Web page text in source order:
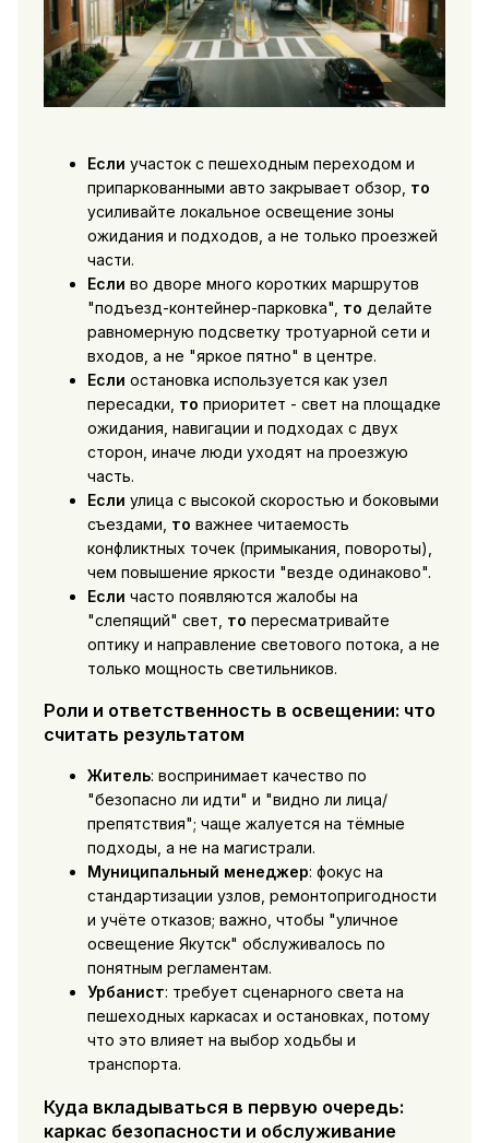
Если участок с пешеходным переходом и
припаркованными авто закрывает обзор, то
усиливайте локальное освещение зоны
ожидания и подходов, а не только проезжей
части.
Если во дворе много коротких маршрутов
"подъезд-контейнер-парковка", то делайте
равномерную подсветку тротуарной сети и
входов, а не "яркое пятно" в центре.
Если остановка используется как узел
пересадки, то приоритет - свет на площадке
ожидания, навигации и подходах с двух
сторон, иначе люди уходят на проезжую
часть.
Если улица с высокой скоростью и боковыми
съездами, то важнее читаемость
конфликтных точек (примыкания, повороты),
чем повышение яркости "везде одинаково".
Если часто появляются жалобы на
"слепящий" свет, то пересматривайте
оптику и направление светового потока, а не
только мощность светильников.
Роли и ответственность в освещении: что
считать результатом
Житель: воспринимает качество по
"безопасно ли идти" и "видно ли лица/
препятствия"; чаще жалуется на тёмные
подходы, а не на магистрали.
Муниципальный менеджер: фокус на
стандартизации узлов, ремонтопригодности
и учёте отказов; важно, чтобы "уличное
освещение Якутск" обслуживалось по
понятным регламентам.
Урбанист: требует сценарного света на
пешеходных каркасах и остановках, потому
что это влияет на выбор ходьбы и
транспорта.
Куда вкладываться в первую очередь:
каркас безопасности и обслуживание